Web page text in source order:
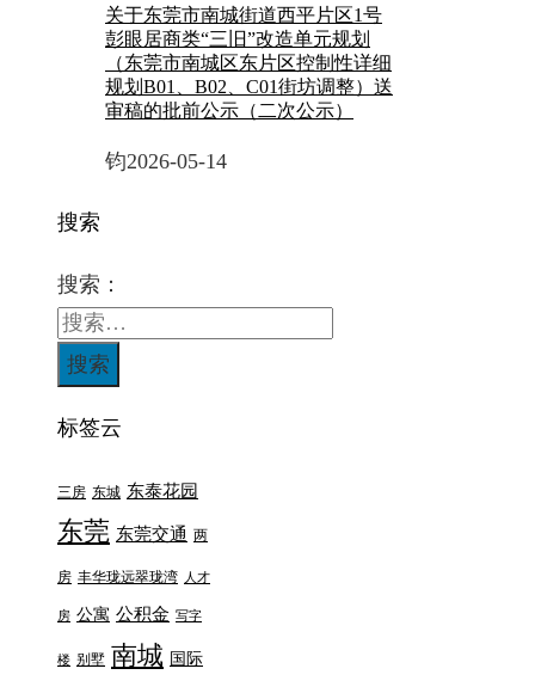
关于东莞市南城街道西平片区1号
彭眼居商类“三旧”改造单元规划
（东莞市南城区东片区控制性详细
规划B01、B02、C01街坊调整）送
审稿的批前公示（二次公示）
钧2026-05-14
搜索
搜索：
标签云
三房 东城 东泰花园
东莞 东莞交通 两
房 丰华珑远翠珑湾 人才
房 公寓 公积金 写字
楼 别墅 南城 国际